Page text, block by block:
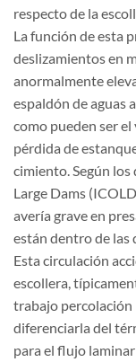
respecto de la
La función de esta
deslizamientos en
anormalmente
espaldón de aguas
como pueden ser
pérdida de
cimiento. Según
Large Dams
avería grave en
están dentro de las
Esta circulación
escollera,
trabajo percolación
diferenciarla del
para el flujo